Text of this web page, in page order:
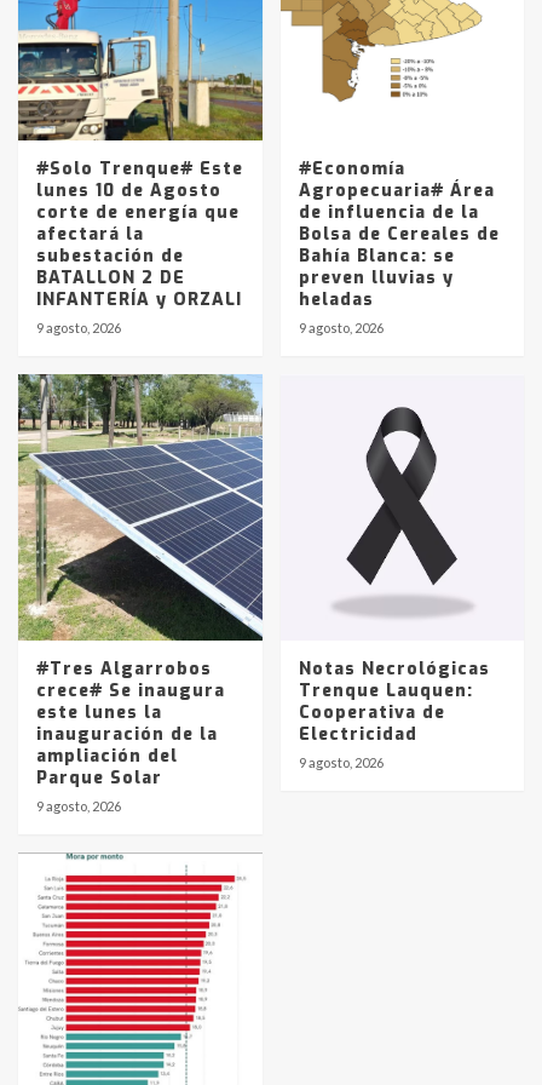
5
Los precios de los combustibles en
La Pampa, desde YPF hasta Axion
entre 857 a 1338 pesos
#Solo Trenque# Este
lunes 10 de Agosto
corte de energía que
afectará la
subestación de
BATALLON 2 DE
INFANTERÍA y ORZALI
9 agosto, 2026
#Economía
Agropecuaria# Área
de influencia de la
Bolsa de Cereales de
Bahía Blanca: se
preven lluvias y
heladas
9 agosto, 2026
#Tres Algarrobos
crece# Se inaugura
este lunes la
inauguración de la
ampliación del
Parque Solar
9 agosto, 2026
Notas Necrológicas
Trenque Lauquen:
Cooperativa de
Electricidad
9 agosto, 2026